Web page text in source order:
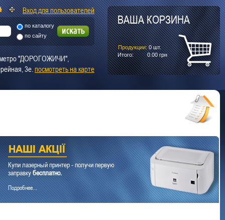
Купи лазерный принтер - получи первую
заправкубесплатно.
Подробнее...
ВАША КОРЗИНА
Продукции: 0шт.
Итого:
0.00 грн
Вход для пользователей
по каталогу
по сайту
метро "ДОРОГОЖИЧИ",
3е.посмотреть на карте